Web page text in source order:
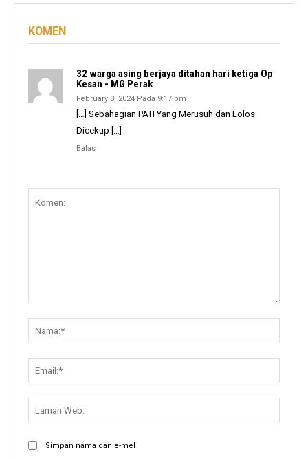
KOMEN
32 warga asing berjaya ditahan hari ketiga Op
Kesan - MG Perak
February 3, 2024 Pada 9:17 pm
[…] Sebahagian PATI Yang Merusuh dan Lolos
Dicekup […]
Balas
Simpan nama dan e-mel